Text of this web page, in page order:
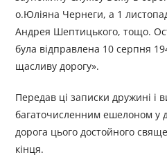
о.Юліяна Чернеги, а 1
Андрея Шептицького, тощо.
була відправлена 10 серпня
щасливу дорогу».
Передав ці записки дружині і
багаточисленним ешелоном у
дорога цього достойного
кінця.